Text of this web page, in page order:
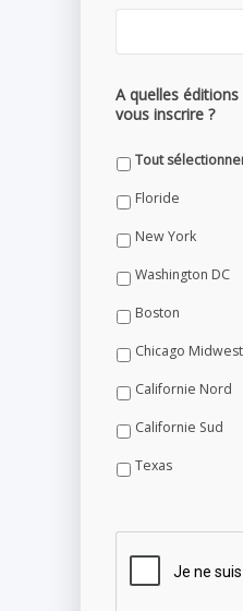
A quelles
vous inscrire ?
Tout
Floride
New York
Washington DC
Boston
Chicago Midwest
Californie Nord
Californie Sud
Texas